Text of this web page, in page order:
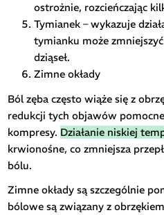
ostrożnie, rozcieńczając
Tymianek – wykazuje
tymianku może
dziąseł.
Zimne okłady
Ból zęba często wiąże się z
redukcji tych objawów
kompresy. Działanie niskiej
krwionośne, co zmniejsza
bólu.
Zimne okłady są szczególnie
bólowe są związany z